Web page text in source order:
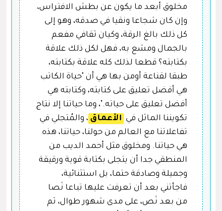
مخلوق أبعد ما يكون عن بطش الافتراس،
وإن كان شجاعا ونقيا في صدقه، وهو إلى
كل ذلك بالغ الرقة، وكيان ثقافي مفعم
بالجمال ومشع به، فهل لكل ذلك علاقة
بكتابته؟ قطعا لذلك كله علاقة بكتابته،
طبقا لقناعة أومن بها هي أن "حياة الكاتب
هي أفضل تعليق على كتابته، وكتابته هي
أفضل تعليق على حياته."، وما حياتنا إلا نتاج
تكويننا الماثل في الأعماق ، والمُتجلي في
تفاعلاتنا مع العالم من حولنا، حياتنا، هذه
هي حياتنا. ومخلوق مثل أحمد الديب من
المنطقي جدا أن يتجلى بكتابة قوية ورقيقة
وجميلة وصادقة حتما، بل استثنائية،
فاجأتني بعد أن تعرفت عليها تباعا نَصا
من بعد نَص، على مدى شهور طوال، ثم